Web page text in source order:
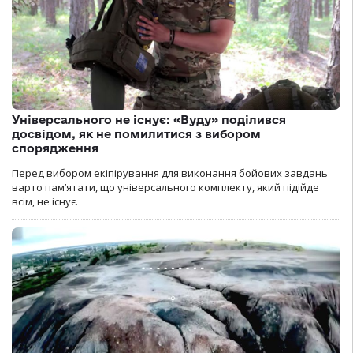
Універсального не існує: «Вуду» поділився
досвідом, як не помилитися з вибором
спорядження
Перед вибором екіпірування для виконання бойових завдань
варто пам’ятати, що універсального комплекту, який підійде
всім, не існує.